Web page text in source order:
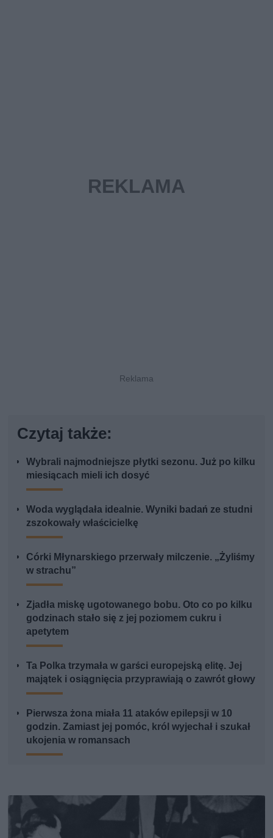
Czytaj także:
Wybrali najmodniejsze płytki sezonu. Już po kilku
miesiącach mieli ich dosyć
Woda wyglądała idealnie. Wyniki badań ze studni
zszokowały właścicielkę
Córki Młynarskiego przerwały milczenie. „Żyliśmy
w strachu”
Zjadła miskę ugotowanego bobu. Oto co po kilku
godzinach stało się z jej poziomem cukru i
apetytem
Ta Polka trzymała w garści europejską elitę. Jej
majątek i osiągnięcia przyprawiają o zawrót głowy
Pierwsza żona miała 11 ataków epilepsji w 10
godzin. Zamiast jej pomóc, król wyjechał i szukał
ukojenia w romansach